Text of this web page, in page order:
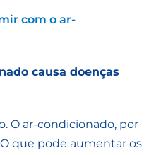
com o ar-
causa doenças
O ar-condicionado, por
que pode aumentar os